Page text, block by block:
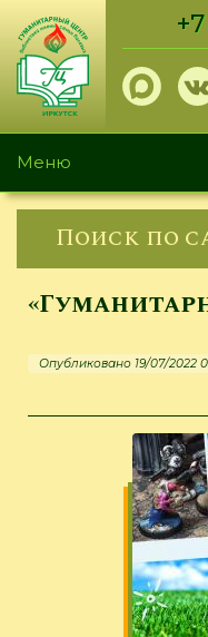
Перейти
основному
содержанию
Меню
Поиск по
Опубликовано 19/07/2022